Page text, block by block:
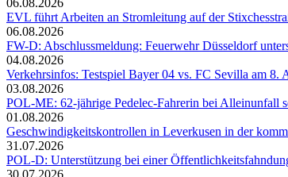
06.08.2026
EVL führt Arbeiten an Stromleitung auf der
06.08.2026
FW-D: Abschlussmeldung: Feuerwehr Düsseldorf
04.08.2026
Verkehrsinfos: Testspiel Bayer 04 vs. FC Sevilla am 8.
03.08.2026
POL-ME: 62-jährige Pedelec-Fahrerin bei Alleinunfall
01.08.2026
Geschwindigkeitskontrollen in Leverkusen in der
31.07.2026
POL-D: Unterstützung bei einer